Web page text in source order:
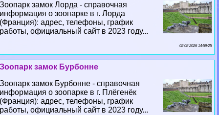
Зоопарк замок Лорда - справочная
информация о зоопарке в г. Лорда
(Франция): адрес, телефоны, график
работы, официальный сайт в 2023 году...
02 08 2026 14:59:25
Зоопарк замок Бурбонне
Зоопарк замок Бурбонне - справочная
информация о зоопарке в г. Плёгенёк
(Франция): адрес, телефоны, график
работы, официальный сайт в 2023 году...